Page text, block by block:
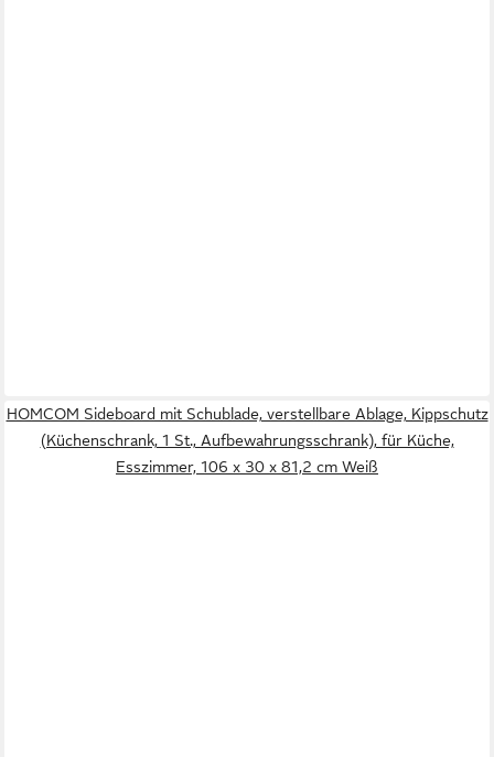
HOMCOM Sideboard mit Schublade, verstellbare Ablage, Kippschutz
(Küchenschrank, 1 St., Aufbewahrungsschrank), für Küche,
Esszimmer, 106 x 30 x 81,2 cm Weiß